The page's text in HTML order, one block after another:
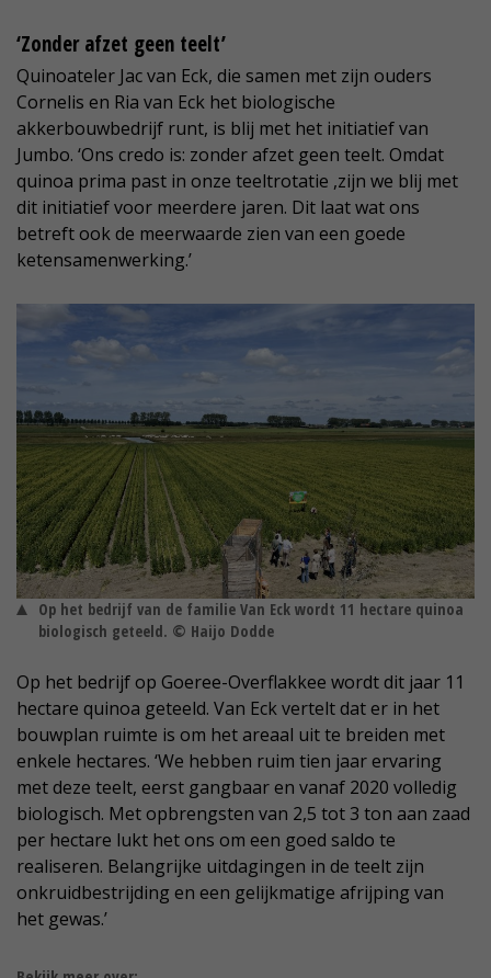
‘Zonder afzet geen teelt’
Quinoateler Jac van Eck, die samen met zijn ouders
Cornelis en Ria van Eck het biologische
akkerbouwbedrijf runt, is blij met het initiatief van
Jumbo. ‘Ons credo is: zonder afzet geen teelt. Omdat
quinoa prima past in onze teeltrotatie ,zijn we blij met
dit initiatief voor meerdere jaren. Dit laat wat ons
betreft ook de meerwaarde zien van een goede
ketensamenwerking.’
Op het bedrijf van de familie Van Eck wordt 11 hectare quinoa
biologisch geteeld. © Haijo Dodde
Op het bedrijf op Goeree-Overflakkee wordt dit jaar 11
hectare quinoa geteeld. Van Eck vertelt dat er in het
bouwplan ruimte is om het areaal uit te breiden met
enkele hectares. ‘We hebben ruim tien jaar ervaring
met deze teelt, eerst gangbaar en vanaf 2020 volledig
biologisch. Met opbrengsten van 2,5 tot 3 ton aan zaad
per hectare lukt het ons om een goed saldo te
realiseren. Belangrijke uitdagingen in de teelt zijn
onkruidbestrijding en een gelijkmatige afrijping van
het gewas.’